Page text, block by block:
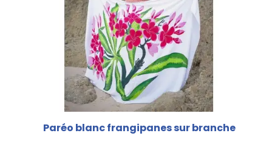
Paréo blanc frangipanes sur branche